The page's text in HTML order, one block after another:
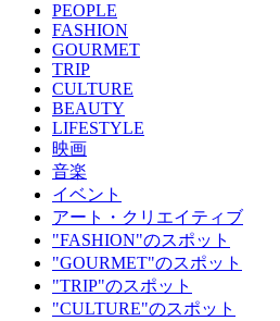
PEOPLE
FASHION
GOURMET
TRIP
CULTURE
BEAUTY
LIFESTYLE
映画
音楽
イベント
アート・クリエイティブ
"FASHION"のスポット
"GOURMET"のスポット
"TRIP"のスポット
"CULTURE"のスポット